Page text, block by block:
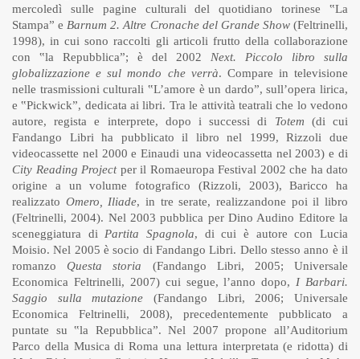
mercoledì sulle pagine culturali del quotidiano torinese ‟La
Stampa” e Barnum 2. Altre Cronache del Grande Show(Feltrinelli,
1998), in cui sono raccolti gli articoli frutto della collaborazione
con ‟la Repubblica”; è del 2002 Next. Piccolo libro sulla
globalizzazione e sul mondo che verrà. Compare in televisione
nelle trasmissioni culturali ‟L’amore è un dardo”, sull’opera lirica,
e ‟Pickwick”, dedicata ai libri. Tra le attività teatrali che lo vedono
autore, regista e interprete, dopo i successi di Totem (di cui
Fandango Libri ha pubblicato il libro nel 1999, Rizzoli due
videocassette nel 2000 e Einaudi una videocassetta nel 2003) e di
City Reading Projectper il Romaeuropa Festival 2002 che ha dato
origine a un volume fotografico (Rizzoli, 2003), Baricco ha
realizzato Omero, Iliade, in tre serate, realizzandone poi il libro
(Feltrinelli, 2004). Nel 2003 pubblica per Dino Audino Editore la
sceneggiatura di Partita Spagnola, di cui è autore con Lucia
Moisio. Nel 2005 è socio di Fandango Libri. Dello stesso anno è il
romanzo Questa storia (Fandango Libri, 2005; Universale
Economica Feltrinelli, 2007) cui segue, l’anno dopo, I Barbari.
Saggio sulla mutazione (Fandango Libri, 2006; Universale
Economica Feltrinelli, 2008), precedentemente pubblicato a
puntate su ‟la Repubblica”. Nel 2007 propone all’Auditorium
Parco della Musica di Roma una lettura interpretata (e ridotta) di